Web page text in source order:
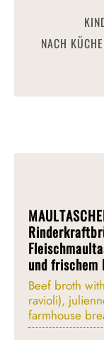
NACH
und
Beef broth
ravioli),
farmhouse